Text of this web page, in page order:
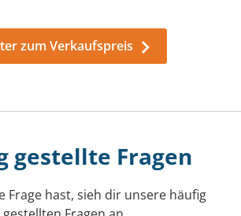
zum Verkaufspreis
gestellte Fragen
Frage hast, sieh dir unsere häufig